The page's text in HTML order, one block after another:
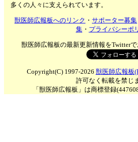
多くの人々に支えられています。
獣医師広報板へのリンク ・サポーター募集
集・ プライバシーポ
獣医師広報板の最新更新情報をTwitterで
Copyright(C) 1997-2026 獣医師広報板
許可なく転載を禁じ
「獣医師広報板」は商標登録